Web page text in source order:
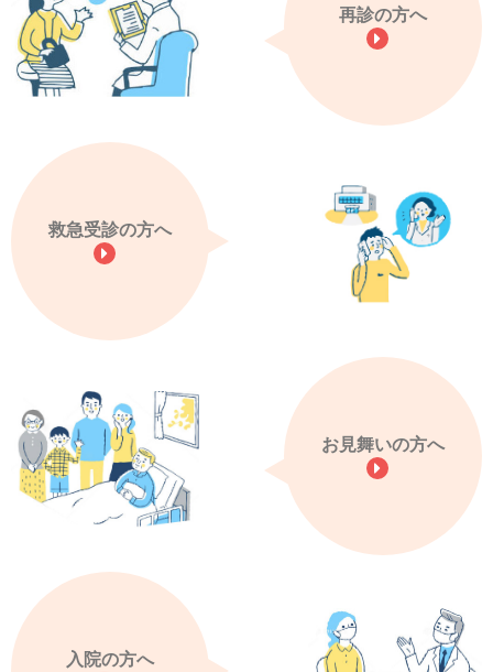
再診の方へ
救急受診の方へ
お見舞いの方へ
入院の方へ